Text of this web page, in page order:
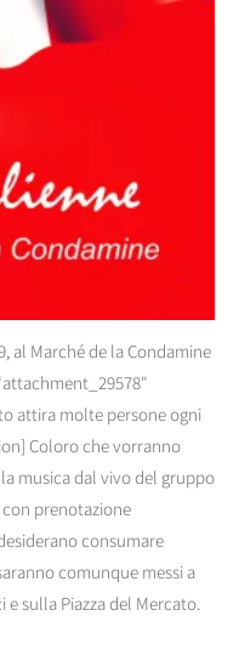
al Marché de la Condamine
attira molte persone ogni
Coloro che vorranno
musica dal vivo del gruppo
prenotazione
consumare
comunque messi a
sulla Piazza del Mercato.